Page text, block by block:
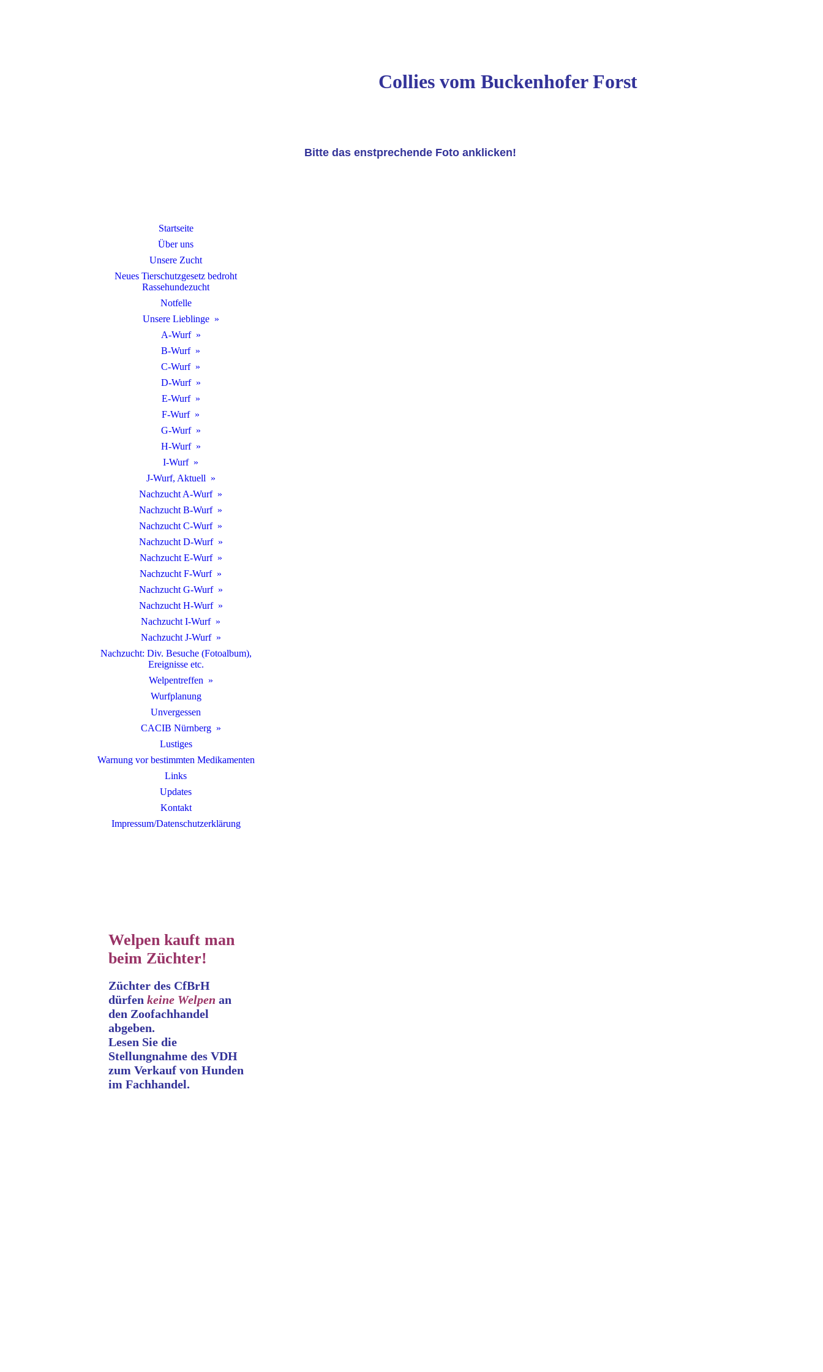
Startseite
Über uns
Unsere Zucht
Neues Tierschutzgesetz bedroht
Rassehundezucht
Notfelle
Unsere Lieblinge
A-Wurf
B-Wurf
C-Wurf
D-Wurf
E-Wurf
F-Wurf
G-Wurf
H-Wurf
I-Wurf
J-Wurf, Aktuell
Nachzucht A-Wurf
Nachzucht B-Wurf
Nachzucht C-Wurf
Nachzucht D-Wurf
Nachzucht E-Wurf
Nachzucht F-Wurf
Nachzucht G-Wurf
Nachzucht H-Wurf
Nachzucht I-Wurf
Nachzucht J-Wurf
Nachzucht: Div. Besuche (Fotoalbum),
Ereignisse etc.
Welpentreffen
Wurfplanung
Unvergessen
CACIB Nürnberg
Lustiges
Warnung vor bestimmten Medikamenten
Links
Updates
Kontakt
Impressum/Datenschutzerklärung
Collies vom Buckenhofer Forst
Bitte das enstprechende Foto anklicken!
Welpen kauft man
beim Züchter!
Züchter des CfBrH
dürfen keine Welpen an
den Zoofachhandel
abgeben.
Lesen Sie die
Stellungnahme des VDH
zum Verkauf von Hunden
im Fachhandel.